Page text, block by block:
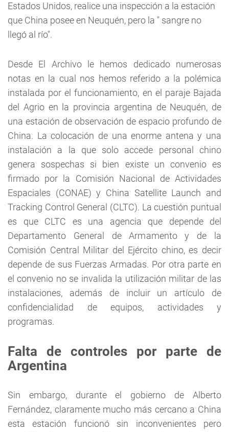
Estados Unidos, realice una inspección a la estación
que China posee en Neuquén, pero la " sangre no
llegó al río".
Desde El Archivo le hemos dedicado numerosas
notas en la cual nos hemos referido a la polémica
instalada por el funcionamiento, en el paraje Bajada
del Agrio en la provincia argentina de Neuquén, de
una estación de observación de espacio profundo de
China. La colocación de una enorme antena y una
instalación a la que solo accede personal chino
genera sospechas si bien existe un convenio es
firmado por la Comisión Nacional de Actividades
Espaciales (CONAE) y China Satellite Launch and
Tracking Control General (CLTC). La cuestión puntual
es que CLTC es una agencia que depende del
Departamento General de Armamento y de la
Comisión Central Militar del Ejército chino, es decir
depende de sus Fuerzas Armadas. Por otra parte en
el convenio no se invalida la utilización militar de las
instalaciones, además de incluir un artículo de
confidencialidad de equipos, actividades y
programas.
Falta de controles por parte de
Argentina
Sin embargo, durante el gobierno de Alberto
Fernández, claramente mucho más cercano a China
esta estación funcionó sin inconvenientes pero